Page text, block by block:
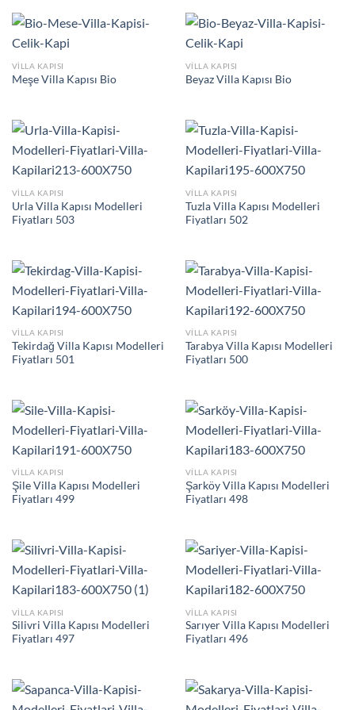
VILLA KAPISI
Meşe Villa Kapısı Bio
VILLA KAPISI
Beyaz Villa Kapısı Bio
VILLA KAPISI
Urla Villa Kapısı Modelleri
Fiyatları 503
VILLA KAPISI
Tuzla Villa Kapısı Modelleri
Fiyatları 502
VILLA KAPISI
Tekirdağ Villa Kapısı Modelleri
Fiyatları 501
VILLA KAPISI
Tarabya Villa Kapısı Modelleri
Fiyatları 500
VILLA KAPISI
Şile Villa Kapısı Modelleri
Fiyatları 499
VILLA KAPISI
Şarköy Villa Kapısı Modelleri
Fiyatları 498
VILLA KAPISI
Silivri Villa Kapısı Modelleri
Fiyatları 497
VILLA KAPISI
Sarıyer Villa Kapısı Modelleri
Fiyatları 496